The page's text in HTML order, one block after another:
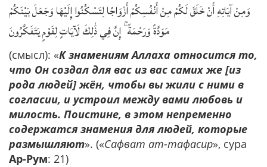
وَمِنْ آيَاتِهِ أَنْ خَلَقَ لَكُمْ مِنْ أَنْفُسِكُمْ أَزْوَاجًا لِتَسْكُنُوا إِلَيْهَا وَجَعَلَ بَيْنَكُمْ
مَوَدَّةً وَرَحْمَةً ۚ إِنَّ فِي ذَٰلِكَ لَآيَاتٍ لِقَوْمٍ يَتَفَكَّرُونَ
(смысл): «К знамениям Аллаха относится то,
что Он создал для вас из вас самих же [из
рода людей] жён, чтобы вы жили с ними в
согласии, и устроил между вами любовь и
милость. Поистине, в этом непременно
содержатся знамения для людей, которые
размышляют». («Сафват ат-тафасир», сура
Ар-Рум: 21)